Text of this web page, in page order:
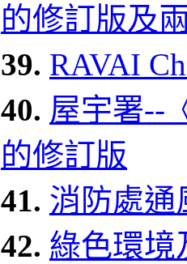
的修訂版及
39. RAVAI
40. 屋宇署--
的修訂版
41. 消防處通
42. 綠色環境